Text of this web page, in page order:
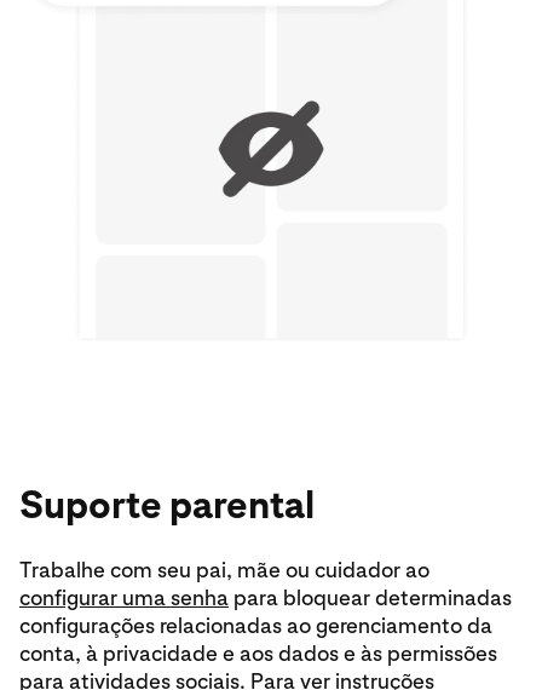
Suporte parental
Trabalhe com seu pai, mãe ou cuidador ao
configurar uma senha para bloquear determinadas
configurações relacionadas ao gerenciamento da
conta, à privacidade e aos dados e às permissões
para atividades sociais. Para ver instruções